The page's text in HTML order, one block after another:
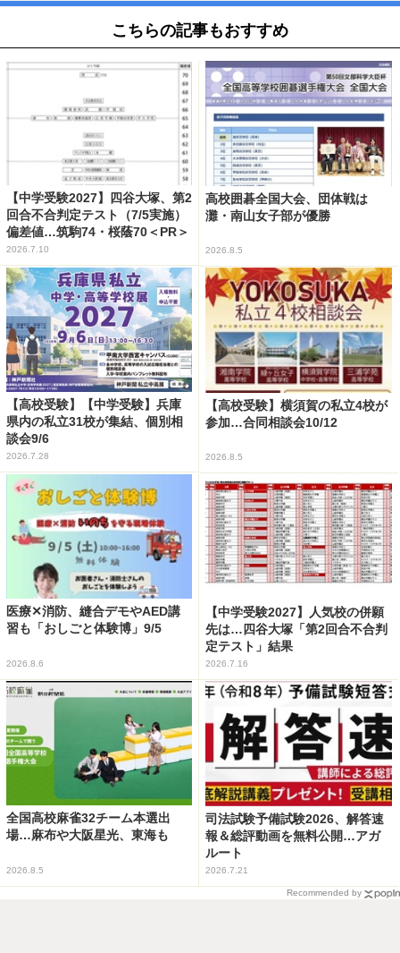
こちらの記事もおすすめ
【中学受験2027】四谷大塚、第2
回合不合判定テスト（7/5実施）
偏差値…筑駒74・桜蔭70＜PR＞
2026.7.10
高校囲碁全国大会、団体戦は
灘・南山女子部が優勝
2026.8.5
【高校受験】【中学受験】兵庫
県内の私立31校が集結、個別相
談会9/6
2026.7.28
【高校受験】横須賀の私立4校が
参加…合同相談会10/12
2026.8.5
医療✕消防、縫合デモやAED講
習も「おしごと体験博」9/5
2026.8.6
【中学受験2027】人気校の併願
先は…四谷大塚「第2回合不合判
定テスト」結果
2026.7.16
全国高校麻雀32チーム本選出
場…麻布や大阪星光、東海も
2026.8.5
司法試験予備試験2026、解答速
報＆総評動画を無料公開…アガ
ルート
2026.7.21
Recommended by